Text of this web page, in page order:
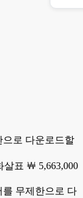
으로 다운로드할
￦ 5,663,000
를 무제한으로 다